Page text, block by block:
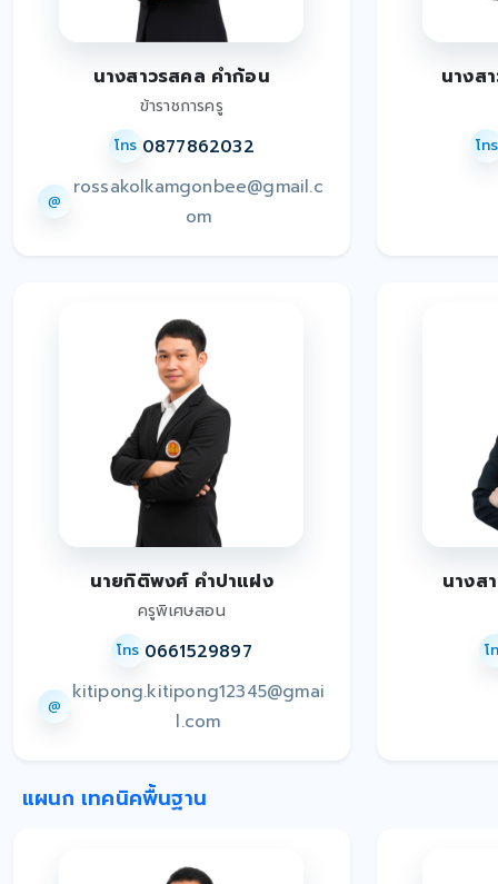
นางสาวรสคล คำก้อน
ข้าราชการครู
โทร 0877862032
@
rossakolkamgonbee@gmail.c
om
นางส
โทร
นายกิติพงศ์ คำปาแฝง
ครูพิเศษสอน
โทร 0661529897
@
kitipong.kitipong12345@gmai
l.com
นางส
โ
แผนก เทคนิคพื้นฐาน